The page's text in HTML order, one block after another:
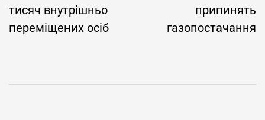
тисяч внутрішньо
переміщених осіб
припинять
газопостачання